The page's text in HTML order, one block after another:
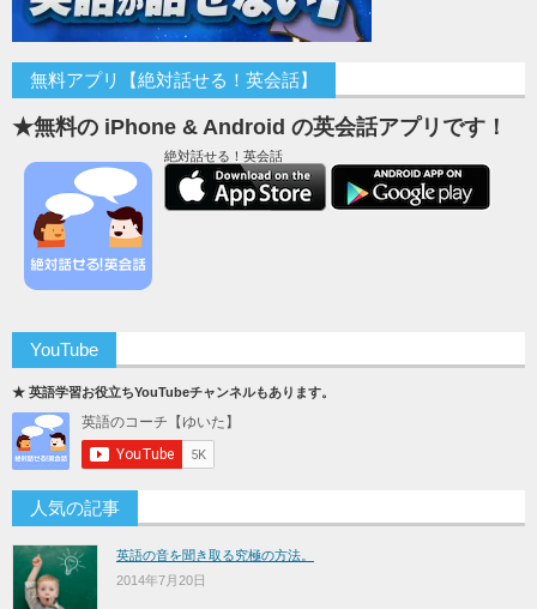
無料アプリ【絶対話せる！英会話】
★無料の iPhone & Android の英会話アプリです！
絶対話せる！英会話
YouTube
★ 英語学習お役立ちYouTubeチャンネルもあります。
人気の記事
英語の音を聞き取る究極の方法。
2014年7月20日